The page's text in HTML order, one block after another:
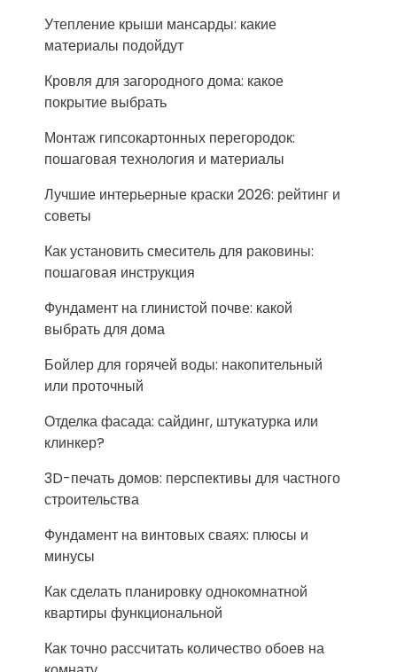
Утепление крыши мансарды: какие
материалы подойдут
Кровля для загородного дома: какое
покрытие выбрать
Монтаж гипсокартонных перегородок:
пошаговая технология и материалы
Лучшие интерьерные краски 2026: рейтинг и
советы
Как установить смеситель для раковины:
пошаговая инструкция
Фундамент на глинистой почве: какой
выбрать для дома
Бойлер для горячей воды: накопительный
или проточный
Отделка фасада: сайдинг, штукатурка или
клинкер?
3D-печать домов: перспективы для частного
строительства
Фундамент на винтовых сваях: плюсы и
минусы
Как сделать планировку однокомнатной
квартиры функциональной
Как точно рассчитать количество обоев на